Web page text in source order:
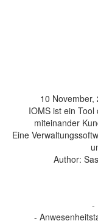
10 November,
IOMS ist ein
miteinander
Eine
Author:
-
-